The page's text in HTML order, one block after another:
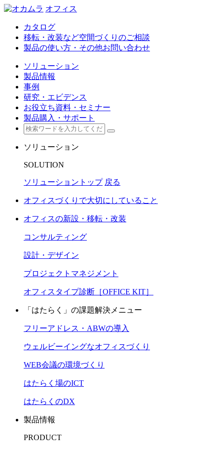
オフィス
カタログ
移転・改装など空間づくりのご相談
製品の使い方・その他お問い合わせ
ソリューション
製品情報
事例
研究・エビデンス
お役立ち資料・セミナー
製品購入・サポート
ソリューション
SOLUTION
ソリューショントップ 戻る
オフィスづくりで大切にしていること
オフィスの新設・移転・改装
コンサルティング
設計・デザイン
プロジェクトマネジメント
オフィスタイプ診断［OFFICE KIT］
「はたらく」の課題解決メニュー
フリーアドレス・ABWの導入
ウェルビーイングなオフィスづくり
WEB会議の環境づくり
はたらく場のICT
はたらくのDX
製品情報
PRODUCT